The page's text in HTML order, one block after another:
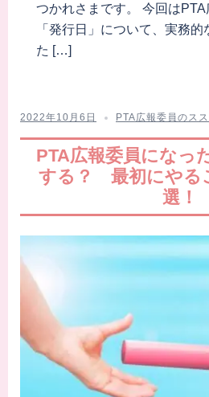
つかれさまです。 今回は
「発行日」について、実務
た […]
2022年10月6日 PTA広報委員のスス
PTA広報委員になっ
する？ 最初にやる
選！